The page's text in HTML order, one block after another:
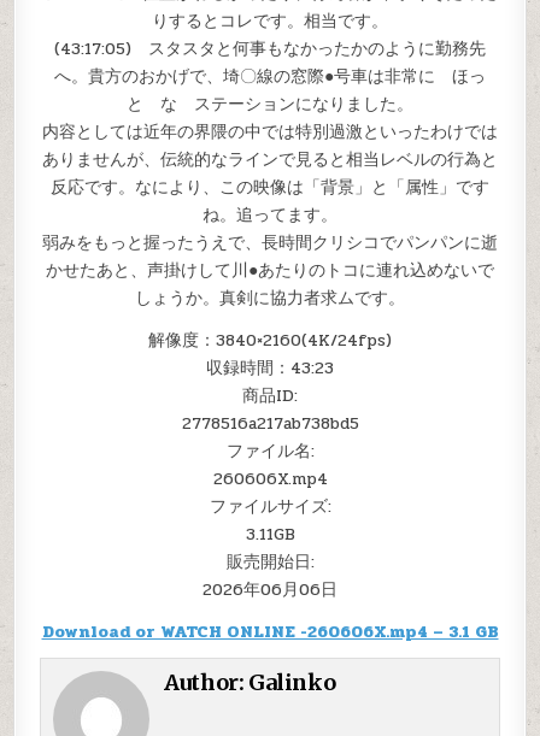
りするとコレです。相当です。
(43:17:05) スタスタと何事もなかったかのように勤務先
へ。貴方のおかげで、埼〇線の窓際●号車は非常に ほっ
と な ステーションになりました。
内容としては近年の界隈の中では特別過激といったわけでは
ありませんが、伝統的なラインで見ると相当レベルの行為と
反応です。なにより、この映像は「背景」と「属性」です
ね。追ってます。
弱みをもっと握ったうえで、長時間クリシコでパンパンに逝
かせたあと、声掛けして川●あたりのトコに連れ込めないで
しょうか。真剣に協力者求ムです。
解像度：3840×2160(4K/24fps)
収録時間：43:23
商品ID:
2778516a217ab738bd5
ファイル名:
260606X.mp4
ファイルサイズ:
3.11GB
販売開始日:
2026年06月06日
Download or WATCH ONLINE -260606X.mp4 – 3.1 GB
Author: Galinko